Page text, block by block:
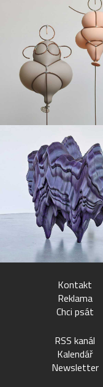
Kontakt
Reklama
Chci psát
RSS kanál
Kalendář
Newsletter